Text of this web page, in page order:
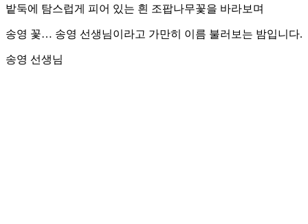
밭둑에 탐스럽게 피어 있는 흰 조팝나무꽃을 바라보며
송영 꽃… 송영 선생님이라고 가만히 이름 불러보는 밤입니다.
송영 선생님